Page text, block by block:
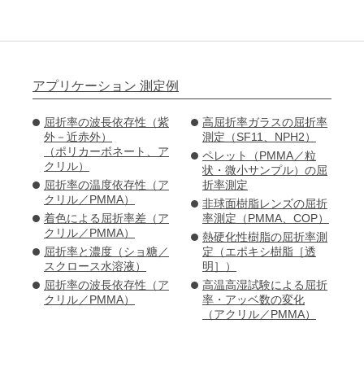
アプリケーション 測定例
屈折率の波長依存性（紫
外－近赤外）
（ポリカーボネート、ア
クリル）
屈折率の温度依存性（ア
クリル／PMMA）
着色による屈折率差（ア
クリル／PMMA）
屈折率と濃度（ショ糖／
スクロース水溶液）
屈折率の波長依存性（ア
クリル／PMMA）
高屈折率ガラスの屈折率
測定（SF11、NPH2）
ペレット（PMMA／粒
状・微小サンプル）の屈
折率測定
非球面樹脂レンズの屈折
率測定（PMMA、COP）
熱硬化性樹脂の屈折率測
定（エポキシ樹脂［透
明］）
高温高湿試験による屈折
率・アッベ数の変化
（アクリル／PMMA）